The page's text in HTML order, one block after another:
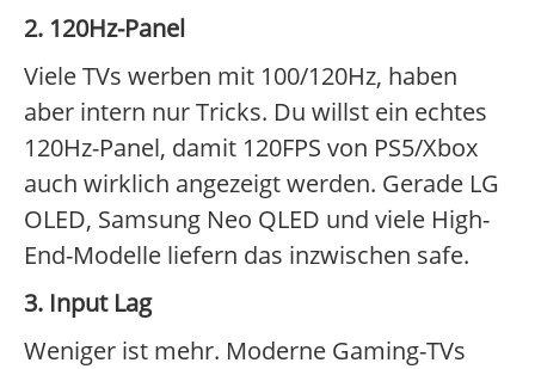
2. 120Hz-Panel
Viele TVs werben mit 100/120Hz, haben
aber intern nur Tricks. Du willst ein echtes
120Hz-Panel, damit 120FPS von PS5/Xbox
auch wirklich angezeigt werden. Gerade LG
OLED, Samsung Neo QLED und viele High-
End-Modelle liefern das inzwischen safe.
3. Input Lag
Weniger ist mehr. Moderne Gaming-TVs